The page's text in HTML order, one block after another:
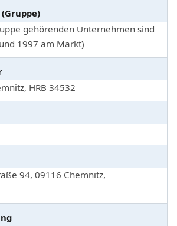
gehörenden Unternehmen sind
1997 am Markt)
HRB 34532
94, 09116 Chemnitz,